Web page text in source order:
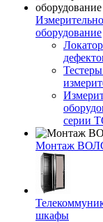
оборудование
серии
Монтаж
шкафы